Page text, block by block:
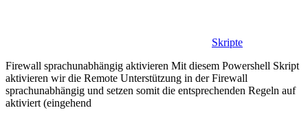
Skripte
Firewall sprachunabhängig aktivieren Mit diesem Powershell Skript
aktivieren wir die Remote Unterstützung in der Firewall
sprachunabhängig und setzen somit die entsprechenden Regeln auf
aktiviert (eingehend